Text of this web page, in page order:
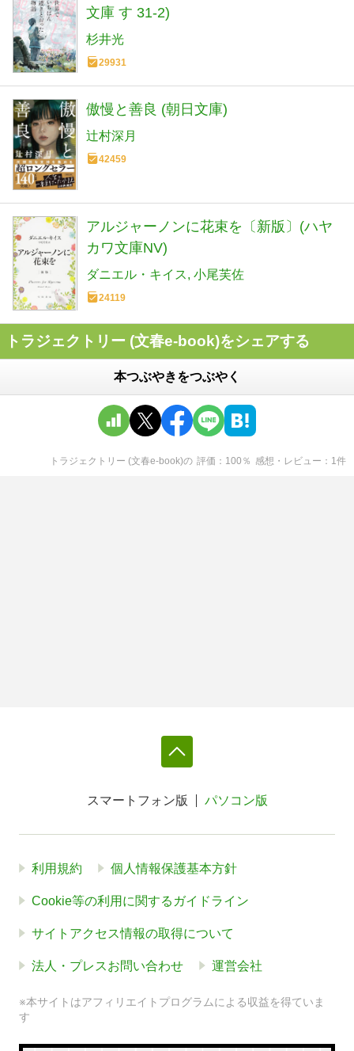
文庫 す 31-2)
杉井光
29931
傲慢と善良 (朝日文庫)
辻村深月
42459
アルジャーノンに花束を〔新版〕(ハヤ
カワ文庫NV)
ダニエル・キイス 小尾芙佐
24119
トラジェクトリー (文春e-book)をシェアする
本つぶやきをつぶやく
トラジェクトリー (文春e-book)の 評価 100 ％ 感想・レビュー 1件
スマートフォン版 パソコン版
利用規約 個人情報保護基本方針
Cookie等の利用に関するガイドライン
サイトアクセス情報の取得について
法人・プレスお問い合わせ 運営会社
※本サイトはアフィリエイトプログラムによる収益を得ていま
す